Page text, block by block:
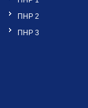
ПНР 2
ПНР 3